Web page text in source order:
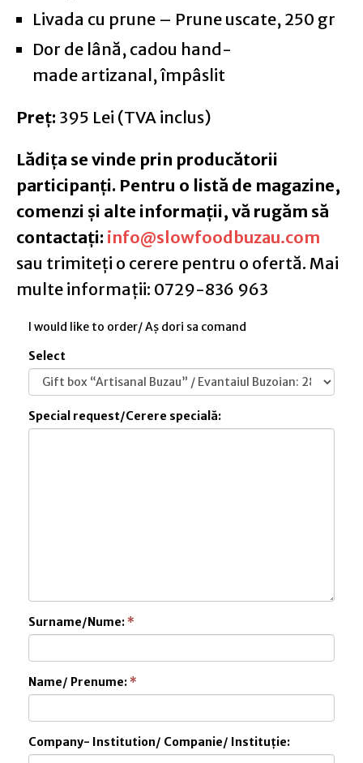
Livada cu prune – Prune uscate, 250 gr
Dor de lână, cadou hand-
made artizanal, împâslit
Preț: 395 Lei (TVA inclus)
Lădița se vinde prin producătorii
participanți. Pentru o listă de magazine,
comenzi și alte informații, vă rugăm să
contactați: info@slowfoodbuzau.com
sau trimiteți o cerere pentru o ofertă. Mai
multe informații: 0729-836 963
I would like to order/ Aș dori sa comand
Select
Special request/Cerere specială:
Surname/Nume:*
Name/ Prenume:*
Company- Institution/ Companie/ Instituție: